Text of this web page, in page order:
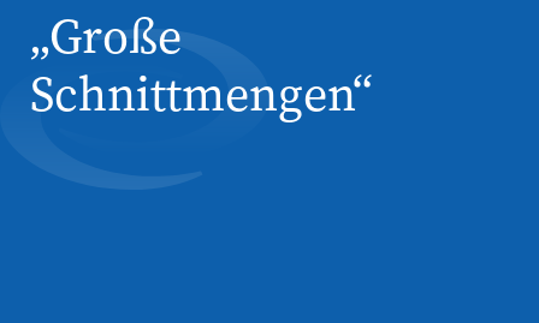
„Große
Schnittmengen“